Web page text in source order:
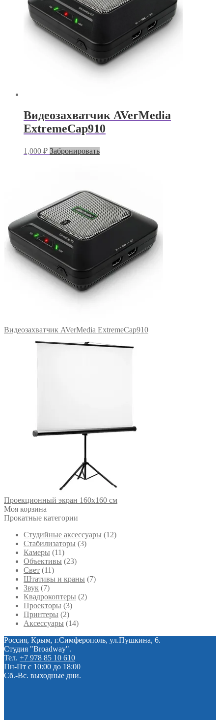
Видеозахватчик AVerMedia
ExtremeCap910
1,000 ₽ Забронировать
Видеозахватчик AVerMedia ExtremeCap910
Проекционный экран 160х160 см
Моя корзина
Прокатные категории
Студийные аксессуары (12)
Стабилизаторы (3)
Камеры (11)
Объективы (23)
Свет (11)
Штативы и краны (7)
Звук (7)
Квадрокоптеры (2)
Проекторы (3)
Принтеры (2)
Аксессуары (14)
Россия, Крым, г.Симферополь, ул.Пушкина, 6.
Студия "Broadway".
Тел. +7 978 85 10 610
Пн-Пт с 10:00 до 18:00
Сб.-Вс. выходные дни.